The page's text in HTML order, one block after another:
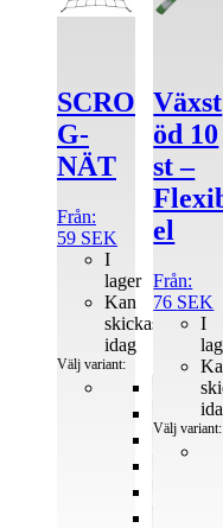
SCRO
G-
NÄT
Från:
59 SEK
100x100
120x120
150x150
I
lager
Kan
skickas
idag
Välj variant:
varianter.
kan
väljas
på
produktsidan
Växst
öd 10
st –
el
Från:
76 SEK
I
Välj variant:
varianter.
kan
väljas
på